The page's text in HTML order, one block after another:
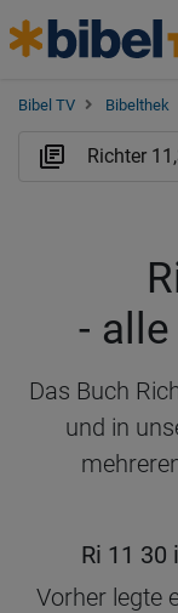
Bibel TV Bibelthek
-
Das Buch
und in
Ri 11 30
Vorher legte